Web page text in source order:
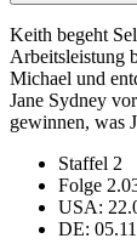
Keith begeht
Arbeitsleistung
Michael und
Jane Sydney
gewinnen, was
Staffel 2
Folge
USA:
DE: